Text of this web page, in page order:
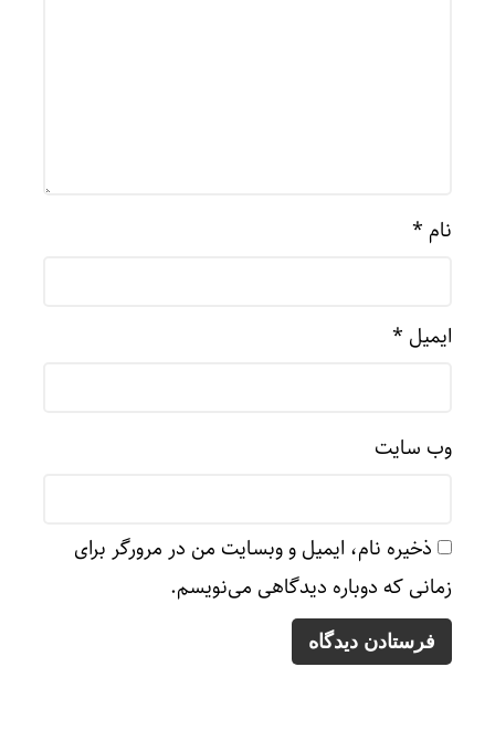
نام *
ایمیل *
وب‌ سایت
ذخیره نام، ایمیل و وبسایت من در مرورگر برای
زمانی که دوباره دیدگاهی می‌نویسم.